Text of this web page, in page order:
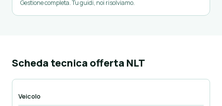
Gestione completa. Tu guidi, noi risolviamo.
Scheda tecnica offerta NLT
Veicolo